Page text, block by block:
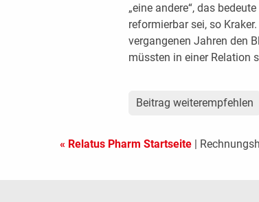
„eine andere“, das
reformierbar sei, so
vergangenen Jahren den
müssten in einer Relation
Beitrag weiterempfehlen
« Relatus Pharm Startseite |